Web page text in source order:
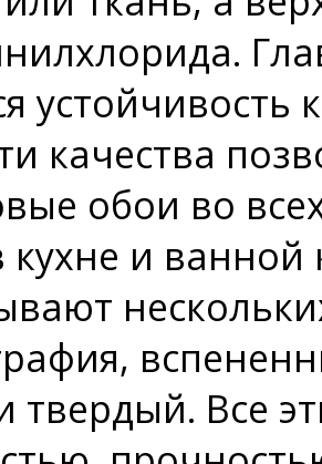
качества
обои во
кухне и
твердый. Все